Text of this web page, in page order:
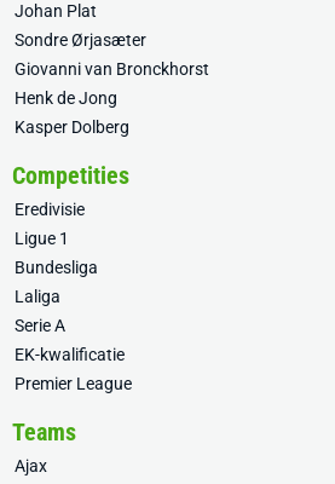
Johan Plat
Sondre Ørjasæter
Giovanni van Bronckhorst
Henk de Jong
Kasper Dolberg
Competities
Eredivisie
Ligue 1
Bundesliga
Laliga
Serie A
EK-kwalificatie
Premier League
Teams
Ajax